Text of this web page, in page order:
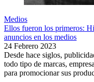
Medios
Ellos fueron los primeros:
anuncios en los medios
24 Febrero 2023
Desde hace siglos,
todo tipo de marcas,
para promocionar sus